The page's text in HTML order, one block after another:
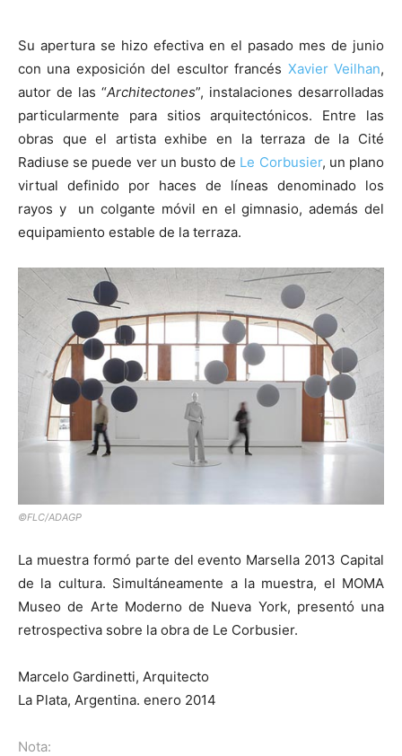
Su apertura se hizo efectiva en el pasado mes de junio
con una exposición del escultor francés Xavier Veilhan,
autor de las “Architectones”, instalaciones desarrolladas
particularmente para sitios arquitectónicos. Entre las
obras que el artista exhibe en la terraza de la Cité
Radiuse se puede ver un busto de Le Corbusier, un plano
virtual definido por haces de líneas denominado los
rayos y un colgante móvil en el gimnasio, además del
equipamiento estable de la terraza.
©FLC/ADAGP
La muestra formó parte del evento Marsella 2013 Capital
de la cultura. Simultáneamente a la muestra, el MOMA
Museo de Arte Moderno de Nueva York, presentó una
retrospectiva sobre la obra de Le Corbusier.
Marcelo Gardinetti, Arquitecto
La Plata, Argentina. enero 2014
Nota: